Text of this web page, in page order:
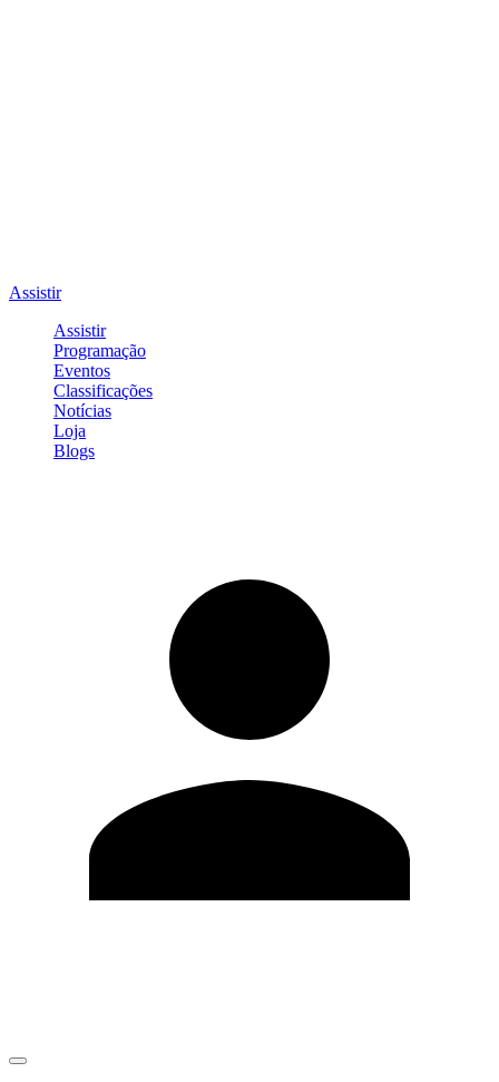
Assistir
Assistir
Programação
Eventos
Classificações
Notícias
Loja
Blogs